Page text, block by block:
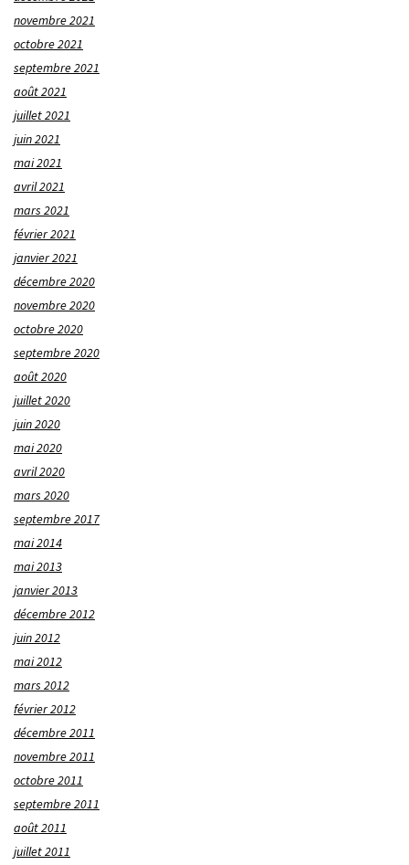
novembre 2021
octobre 2021
septembre 2021
août 2021
juillet 2021
juin 2021
mai 2021
avril 2021
mars 2021
février 2021
janvier 2021
décembre 2020
novembre 2020
octobre 2020
septembre 2020
août 2020
juillet 2020
juin 2020
mai 2020
avril 2020
mars 2020
septembre 2017
mai 2014
mai 2013
janvier 2013
décembre 2012
juin 2012
mai 2012
mars 2012
février 2012
décembre 2011
novembre 2011
octobre 2011
septembre 2011
août 2011
juillet 2011